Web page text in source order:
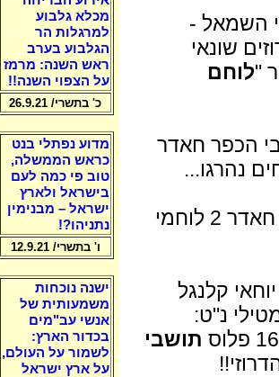
השמאל -
שונאי
"לוחם
2 תושבי הכפר חאדר
פצעו מחבלים תושבי הכפר חאדר 2 לוחמי
קלנגל
תושבי
מכלא גלבוע
למרגלות הר
הגלבוע בערב
ראש השנה: מרמז
על הצפוי השנה!!
כ' בתשרי/ 26.9.21
מדוע נפתלי בנט
כראש הממשלה,
טוב פי כמה לעם
בישראל ולארץ
ישראל – מבנימין
נתניהו?!
ו' בתשרי/ 12.9.21
ישנה נוכחות
משמעותית של
אנשי עב"מים
בכדור הארץ:
לשמור על העולם,
על ארץ ישראל